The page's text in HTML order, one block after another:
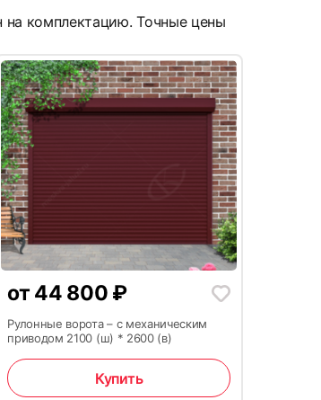
9
12
на комплектацию. Точные цены
от 44 800 ₽
Рулонные ворота – с механическим
приводом 2100 (ш) * 2600 (в)
Купить